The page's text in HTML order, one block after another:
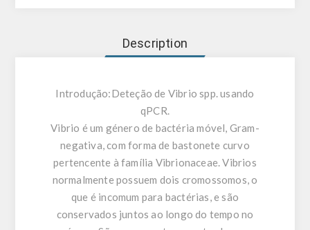
Description
Introdução:Deteção de Vibrio spp. usando
qPCR.
Vibrio é um género de bactéria móvel, Gram-
negativa, com forma de bastonete curvo
pertencente à família Vibrionaceae. Vibrios
normalmente possuem dois cromossomos, o
que é incomum para bactérias, e são
conservados juntos ao longo do tempo no